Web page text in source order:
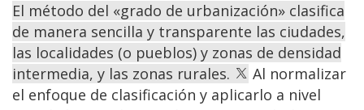
El método del «grado de urbanización» clasifica
de manera sencilla y transparente las ciudades,
las localidades (o pueblos) y zonas de densidad
intermedia, y las zonas rurales.
Al normalizar
el enfoque de clasificación y aplicarlo a nivel